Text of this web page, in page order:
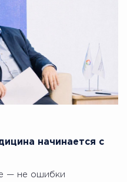
начинается с
— не ошибки